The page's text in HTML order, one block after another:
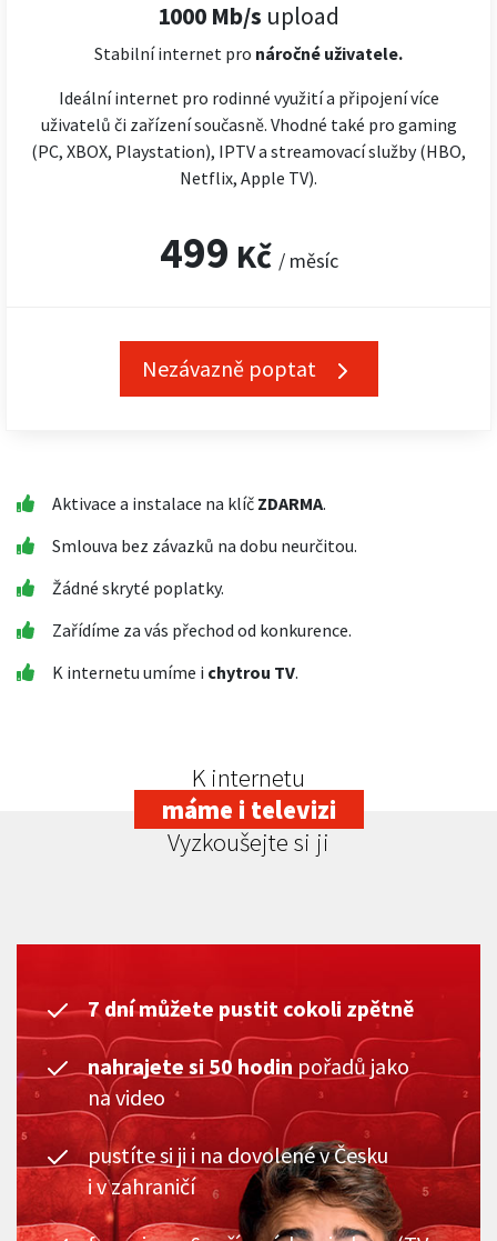
1000 Mb/s upload
Stabilní internet pro náročné uživatele.
Ideální internet pro rodinné využití a připojení více
uživatelů či zařízení současně. Vhodné také pro gaming
(PC, XBOX, Playstation), IPTV a streamovací služby (HBO,
Netflix, Apple TV).
499 Kč / měsíc
Nezávazně poptat
Aktivace a instalace na klíč ZDARMA.
Smlouva bez závazků na dobu neurčitou.
Žádné skryté poplatky.
Zařídíme za vás přechod od konkurence.
K internetu umíme i chytrou TV.
K internetu
máme i televizi
Vyzkoušejte si ji
7 dní můžete pustit cokoli zpětně
nahrajete si 50 hodin pořadů jako
na video
pustíte si ji i na dovolené v Česku
i v zahraničí